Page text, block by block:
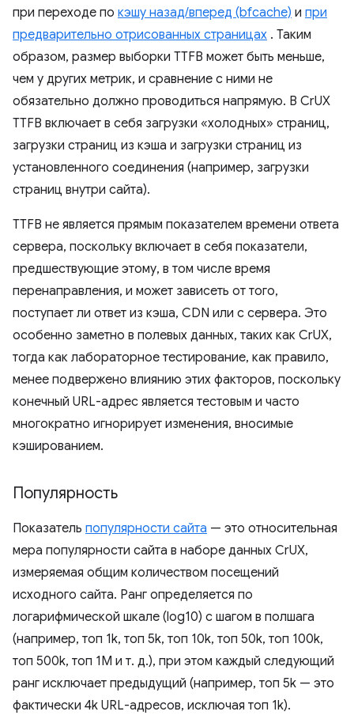
при переходе по кэшу назад/вперед (bfcache) и при
предварительно отрисованных страницах . Таким
образом, размер выборки TTFB может быть меньше,
чем у других метрик, и сравнение с ними не
обязательно должно проводиться напрямую. В CrUX
TTFB включает в себя загрузки «холодных» страниц,
загрузки страниц из кэша и загрузки страниц из
установленного соединения (например, загрузки
страниц внутри сайта).
TTFB не является прямым показателем времени ответа
сервера, поскольку включает в себя показатели,
предшествующие этому, в том числе время
перенаправления, и может зависеть от того,
поступает ли ответ из кэша, CDN или с сервера. Это
особенно заметно в полевых данных, таких как CrUX,
тогда как лабораторное тестирование, как правило,
менее подвержено влиянию этих факторов, поскольку
конечный URL-адрес является тестовым и часто
многократно игнорирует изменения, вносимые
кэшированием.
Популярность
Показатель популярности сайта — это относительная
мера популярности сайта в наборе данных CrUX,
измеряемая общим количеством посещений
исходного сайта. Ранг определяется по
логарифмической шкале (log10) с шагом в полшага
(например, топ 1k, топ 5k, топ 10k, топ 50k, топ 100k,
топ 500k, топ 1M и т. д.), при этом каждый следующий
ранг исключает предыдущий (например, топ 5k — это
фактически 4k URL-адресов, исключая топ 1k).